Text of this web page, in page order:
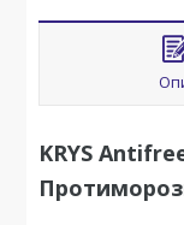
KRYS